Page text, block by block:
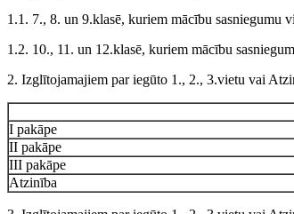
1.1. 7., 8. un 9.klasē, kuriem mācību sasniegumu
1.2. 10., 11. un 12.klasē, kuriem mācību
2. Izglītojamajiem par iegūto 1., 2., 3.vietu vai
I pakāpe
II pakāpe
III pakāpe
Atzinība